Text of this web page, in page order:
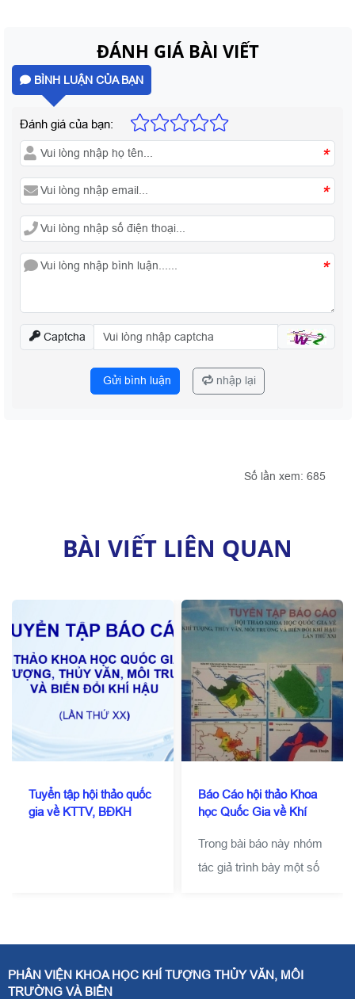
ĐÁNH GIÁ BÀI VIẾT
BÌNH LUẬN CỦA BẠN
Đánh giá của bạn:
*
*
*
Captcha
Gửi bình luận nhập lại
Số lần xem: 685
BÀI VIẾT LIÊN QUAN
Tuyển tập hội thảo quốc
gia về KTTV, BĐKH
Báo Cáo hội thảo Khoa
học Quốc Gia về Khí
trường và Biến đổi khí
hậu
Trong bài báo này nhóm
tác giả trình bày một số
số 12 (Damrey) năm
PHÂN VIỆN KHOA HỌC KHÍ TƯỢNG THỦY VĂN, MÔI
TRƯỜNG VÀ BIỂN